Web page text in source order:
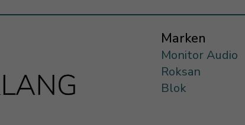
Marken
Monitor Audio
Roksan
Blok